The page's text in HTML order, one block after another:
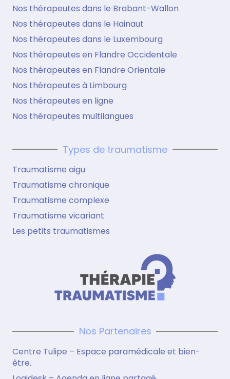
Nos thérapeutes dans le Brabant-Wallon
Nos thérapeutes dans le Hainaut
Nos thérapeutes dans le Luxembourg
Nos thérapeutes en Flandre Occidentale
Nos thérapeutes en Flandre Orientale
Nos thérapeutes à Limbourg
Nos thérapeutes en ligne
Nos thérapeutes multilangues
Types de traumatisme
Traumatisme aigu
Traumatisme chronique
Traumatisme complexe
Traumatisme vicariant
Les petits traumatismes
Nos Partenaires
Centre Tulipe – Espace paramédicale et bien-
être.